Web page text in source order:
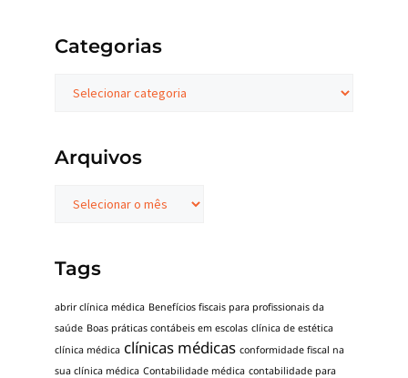
Categorias
Arquivos
Tags
abrir clínica médica Benefícios fiscais para profissionais da
saúde Boas práticas contábeis em escolas clínica de estética
clínica médica clínicas médicas conformidade fiscal na
sua clínica médica Contabilidade médica contabilidade para